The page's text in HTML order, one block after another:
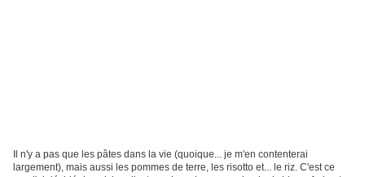
Il n'y a pas que les pâtes dans la vie (quoique... je m'en contenterai
largement), mais aussi les pommes de terre, les risotto et... le riz. C'est ce